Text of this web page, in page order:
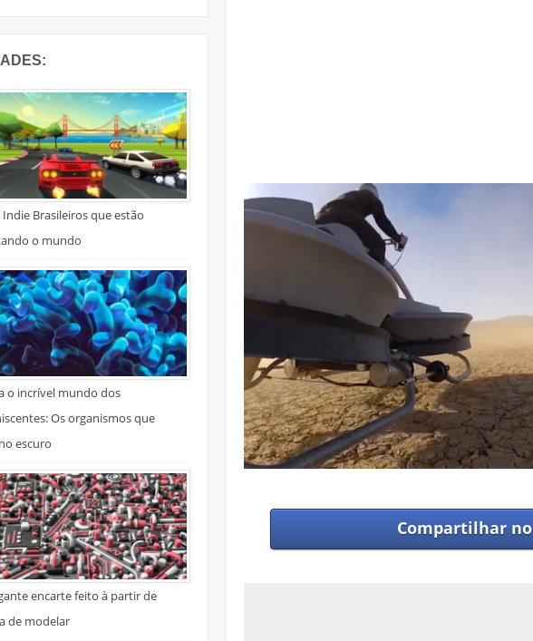
Indie Brasileiros que estão
o mundo
o incrível mundo dos
Os organismos que
escuro
encarte feito à partir de
de modelar
Compartilhar no